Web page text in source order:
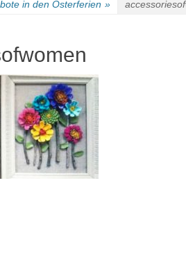
in den Osterferien »